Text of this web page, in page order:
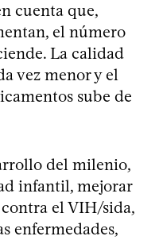
cuenta que,
el número
La calidad
vez menor y el
sube de
del milenio,
infantil, mejorar
el VIH/sida,
enfermedades,